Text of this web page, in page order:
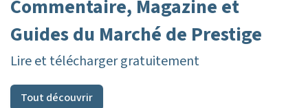
Commentaire, Magazine et
Guides du Marché de Prestige
Lire et télécharger gratuitement
Tout découvrir